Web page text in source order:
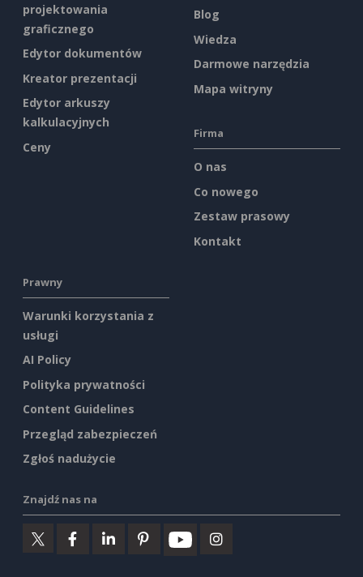
projektowania
graficznego
Edytor dokumentów
Kreator prezentacji
Edytor arkuszy
kalkulacyjnych
Ceny
Blog
Wiedza
Darmowe narzędzia
Mapa witryny
Firma
O nas
Co nowego
Zestaw prasowy
Kontakt
Prawny
Warunki korzystania z
usługi
AI Policy
Polityka prywatności
Content Guidelines
Przegląd zabezpieczeń
Zgłoś nadużycie
Znajdź nas na